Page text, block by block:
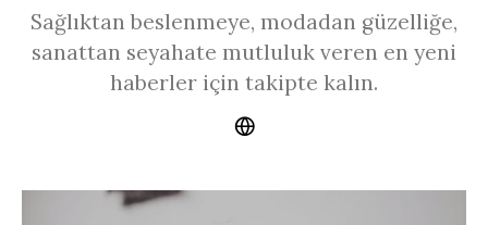
Sağlıktan beslenmeye, modadan güzelliğe,
sanattan seyahate mutluluk veren en yeni
haberler için takipte kalın.